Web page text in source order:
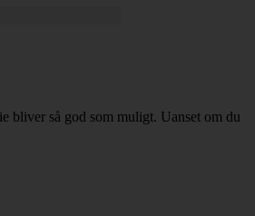
bliver så god som muligt. Uanset om du